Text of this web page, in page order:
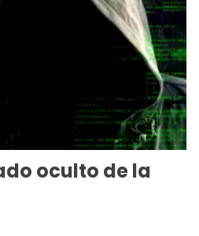
oculto de la